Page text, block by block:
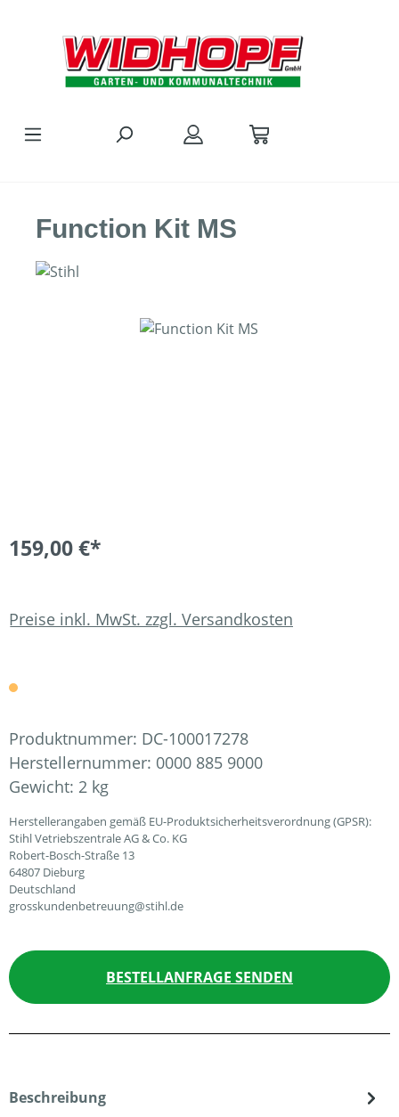
Function Kit MS
Bildergalerie überspringen
159,00 €*
Preise inkl. MwSt. zzgl. Versandkosten
Produktnummer: DC-100017278
Herstellernummer: 0000 885 9000
Gewicht: 2 kg
Herstellerangaben gemäß EU-Produktsicherheitsverordnung (GPSR):
Stihl Vetriebszentrale AG & Co. KG
Robert-Bosch-Straße 13
64807 Dieburg
Deutschland
grosskundenbetreuung@stihl.de
BESTELLANFRAGE SENDEN
Beschreibung